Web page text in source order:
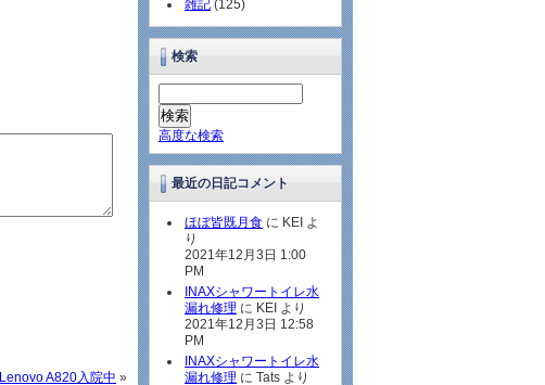
Lenovo A820入院中 »
雑記 (125)
検索
高度な検索
最近の日記コメント
ほぼ皆既月食 に KEI よ
り
2021年12月3日 1:00
PM
INAXシャワートイレ水
漏れ修理 に KEI より
2021年12月3日 12:58
PM
INAXシャワートイレ水
漏れ修理 に Tats より